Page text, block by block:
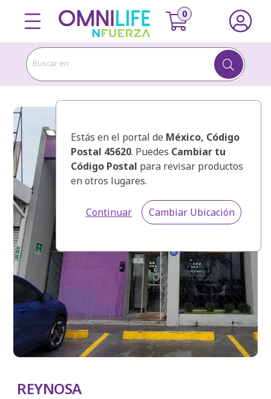
Buscar en
Estás en el portal de México, Código
Postal 45620. Puedes Cambiar tu
Código Postal para revisar productos
en otros lugares.
Continuar Cambiar Ubicación
REYNOSA